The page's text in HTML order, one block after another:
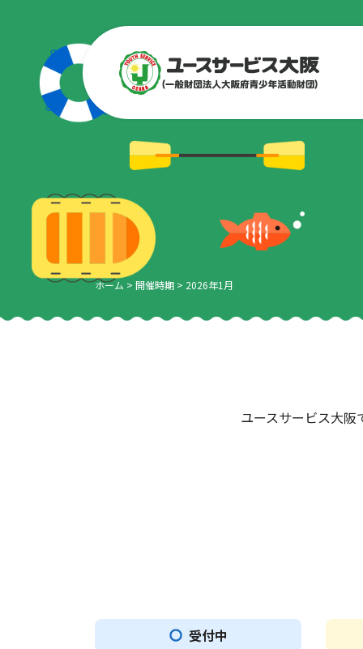
ホーム > 開催時期 > 2026年1月
ユースサービス大
受付中